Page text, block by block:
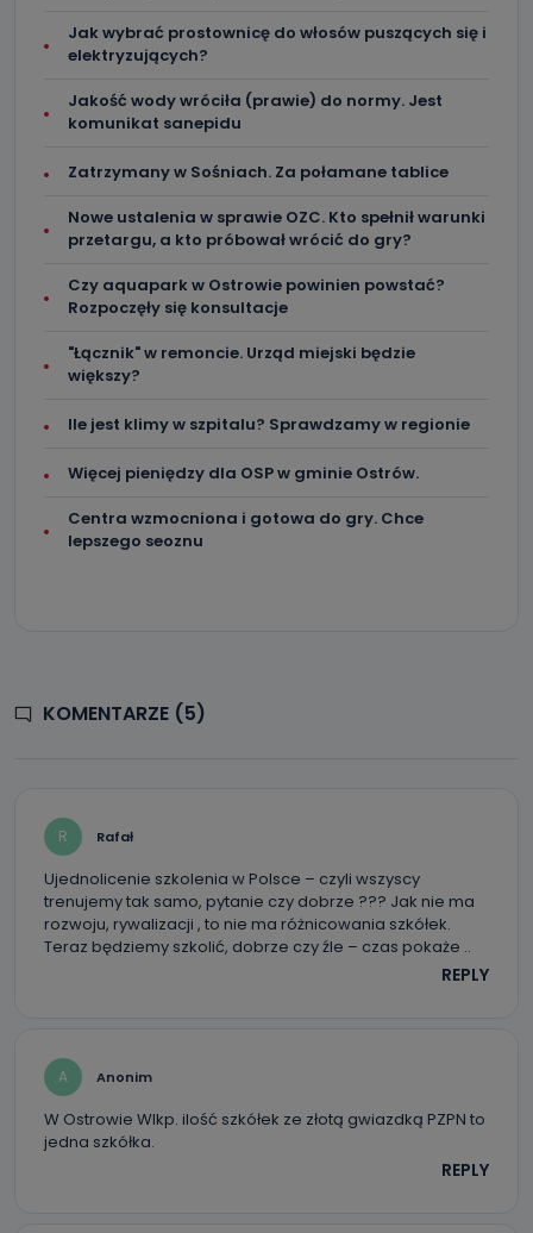
Jak wybrać prostownicę do włosów puszących się i
elektryzujących?
Jakość wody wróciła (prawie) do normy. Jest
komunikat sanepidu
Zatrzymany w Sośniach. Za połamane tablice
Nowe ustalenia w sprawie OZC. Kto spełnił warunki
przetargu, a kto próbował wrócić do gry?
Czy aquapark w Ostrowie powinien powstać?
Rozpoczęły się konsultacje
"Łącznik" w remoncie. Urząd miejski będzie
większy?
Ile jest klimy w szpitalu? Sprawdzamy w regionie
Więcej pieniędzy dla OSP w gminie Ostrów.
Centra wzmocniona i gotowa do gry. Chce
lepszego seoznu
KOMENTARZE (5)
R Rafał
Ujednolicenie szkolenia w Polsce – czyli wszyscy
trenujemy tak samo, pytanie czy dobrze ??? Jak nie ma
rozwoju, rywalizacji , to nie ma różnicowania szkółek.
Teraz będziemy szkolić, dobrze czy źle – czas pokaże ..
REPLY
A Anonim
W Ostrowie Wlkp. ilość szkółek ze złotą gwiazdką PZPN to
jedna szkółka.
REPLY